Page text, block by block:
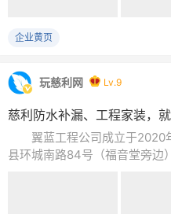
企业黄页
玩慈利网 Lv.9
慈利防水补漏、工程家装，
翼蓝工程公司成立于2020
县环城南路84号（福音堂旁边